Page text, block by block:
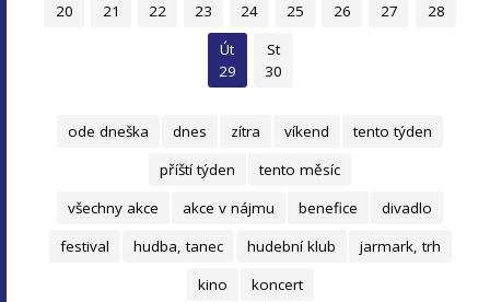
20
21
22
23
24
25
26
27
28
Út
29
St
30
ode dneška dnes zítra víkend
tento týden
příští týden
tento měsíc
všechny akce
akce v nájmu benefice
divadlo
festival
hudba, tanec hudební klub
jarmark, trh
kino
koncert